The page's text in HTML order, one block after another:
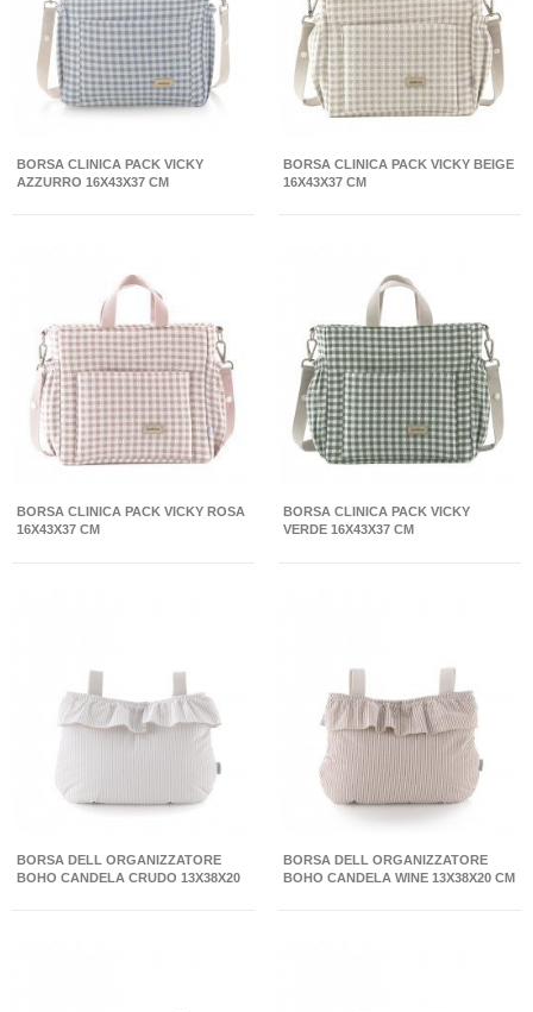
BORSA CLINICA PACK VICKY
AZZURRO 16X43X37 CM
BORSA CLINICA PACK VICKY BEIGE
16X43X37 CM
BORSA CLINICA PACK VICKY ROSA
16X43X37 CM
BORSA CLINICA PACK VICKY
VERDE 16X43X37 CM
BORSA DELL ORGANIZZATORE
BOHO CANDELA CRUDO 13X38X20
BORSA DELL ORGANIZZATORE
BOHO CANDELA WINE 13X38X20 CM